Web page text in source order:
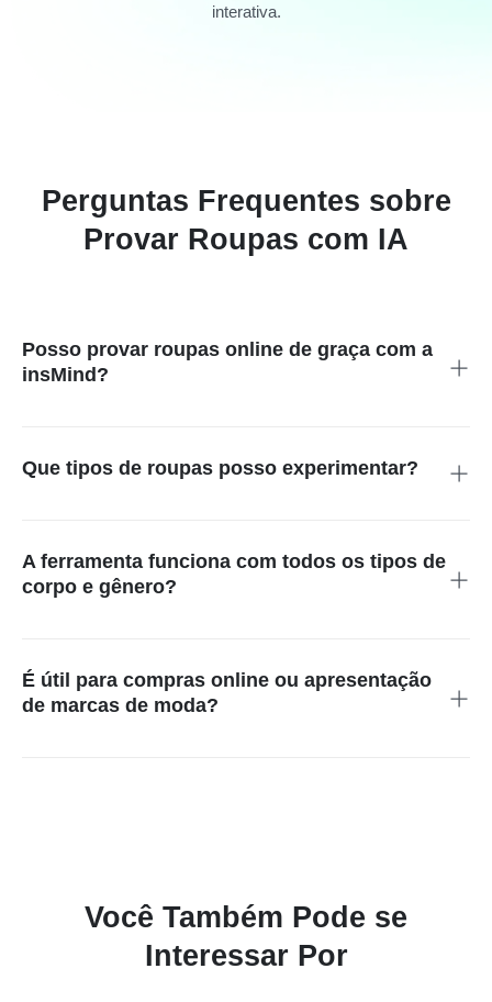
interativa.
Perguntas Frequentes sobre
Provar Roupas com IA
Posso provar roupas online de graça com a
insMind?
Que tipos de roupas posso experimentar?
A ferramenta funciona com todos os tipos de
corpo e gênero?
É útil para compras online ou apresentação
de marcas de moda?
Você Também Pode se
Interessar Por